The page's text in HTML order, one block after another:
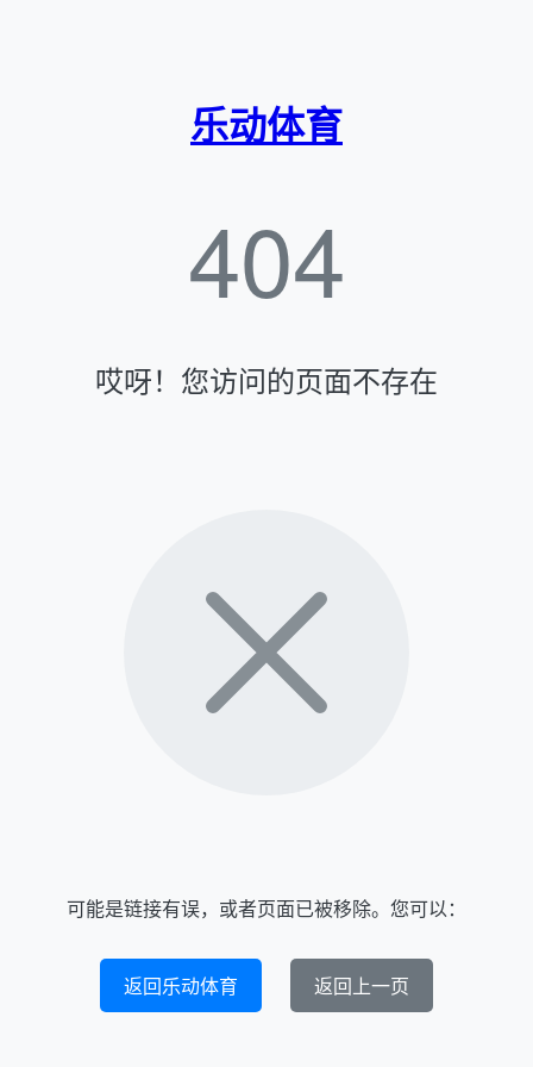
乐动体育
404
哎呀！您访问的页面不存在
可能是链接有误，或者页面已被移除。您可以：
返回乐动体育 返回上一页